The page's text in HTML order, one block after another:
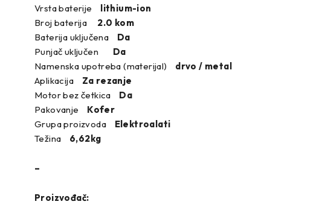
Vrsta baterije lithium-ion
Broj baterija
2.0 kom
Baterija uključena Da
Punjač uključen Da
Namenska upotreba (materijal)
drvo / metal
Aplikacija
Za rezanje
Motor bez četkica Da
Pakovanje Kofer
Grupa proizvoda Elektroalati
Težina
6,62kg
–
Proizvođač: